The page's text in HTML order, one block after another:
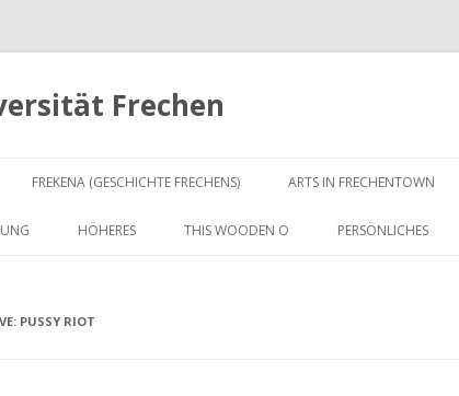
Frechen
Inhalt
FREKENA (GESCHICHTE FRECHENS) ARTS IN FRECHENTOWN
HÖHERES THIS WOODEN O PERSÖNLICHES
PUSSY RIOT